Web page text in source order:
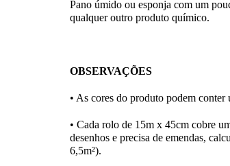
Pano úmido ou esponja com um
qualquer outro produto químico.
OBSERVAÇÕES
• As cores do produto podem
• Cada rolo de 15m x 45cm cobre
desenhos e precisa de emendas,
6,5m²).